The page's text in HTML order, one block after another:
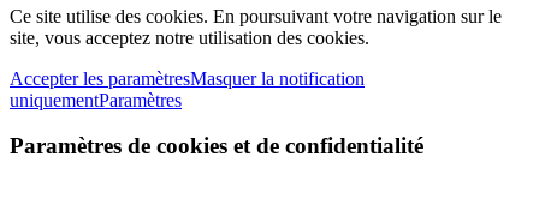
Ce site utilise des cookies. En poursuivant votre navigation sur le
site, vous acceptez notre utilisation des cookies.
Accepter les paramètresMasquer la notification
uniquementParamètres
Paramètres de cookies et de confidentialité